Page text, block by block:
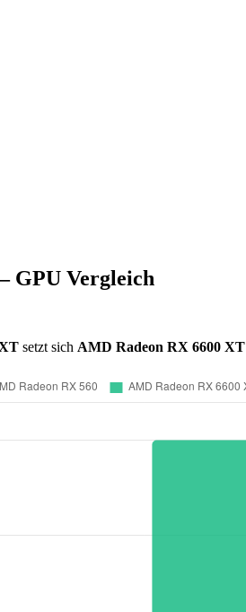
GPU Vergleich
setzt sich AMD Radeon RX 6600 XT